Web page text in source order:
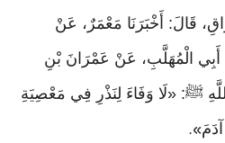
قَالَ: أَخْبَرَنَا مَعْمَرٌ، عَنْ
أَبِي الْمُهَلَّبِ، عَنْ عَمْرَانَ بْنِ
ﷺ: «لَا وَفَاءَ لِنَذْرِ فِي مَعْصِيَةِ
».